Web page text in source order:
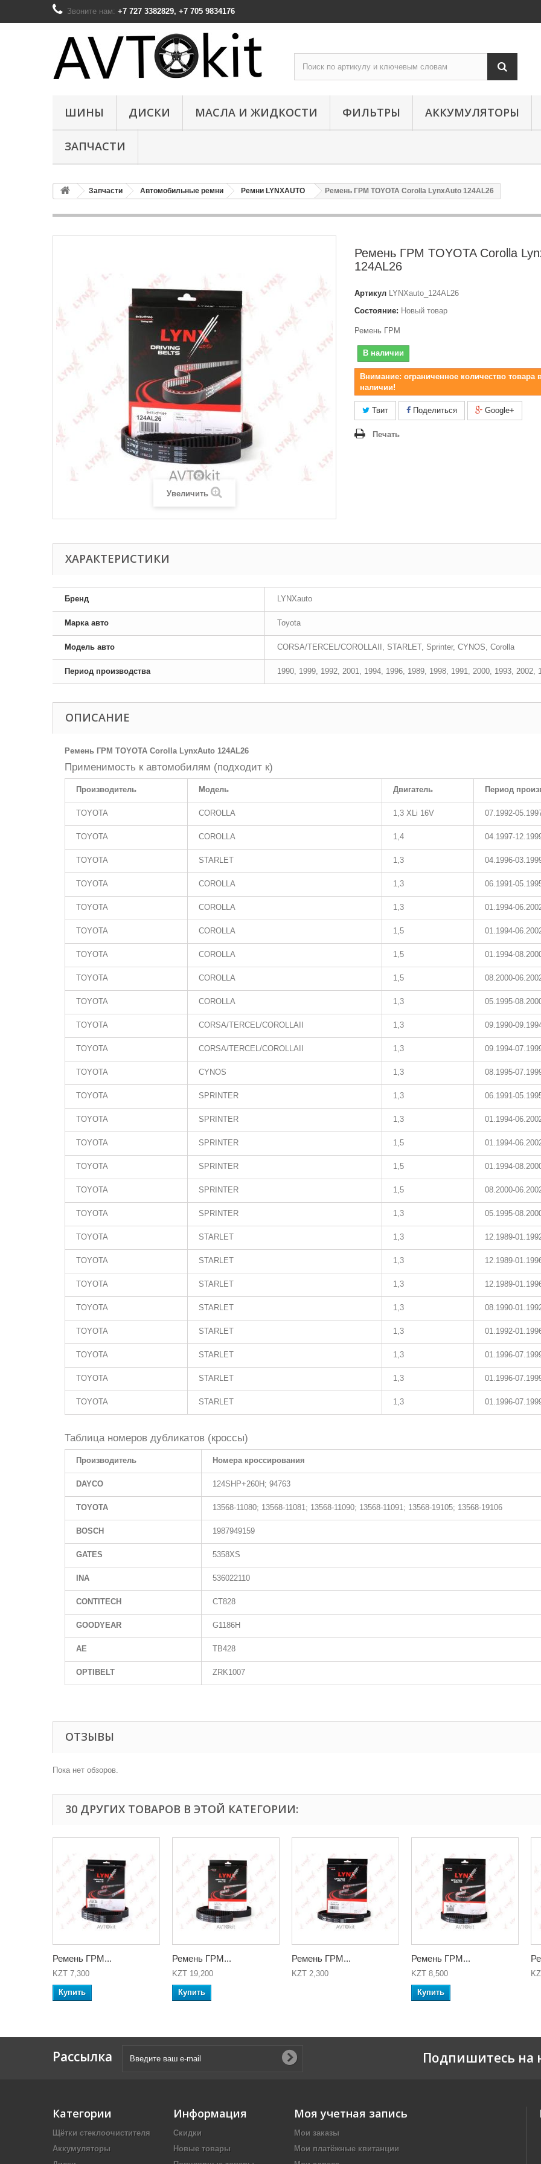
Звоните нам: +7 727 3382829, +7 705 9834176
ШИНЫ ДИСКИ МАСЛА И ЖИДКОСТИ ФИЛЬТРЫ АККУМУЛЯТОРЫ
ЗАПЧАСТИ
Запчасти Автомобильные ремни Ремни LYNXAUTO Ремень ГРМ TOYOTA Corolla LynxAuto 124AL26
Увеличить
Ремень ГРМ TOYOTA Corolla
124AL26
Артикул LYNXauto_124AL26
Состояние: Новый товар
Ремень ГРМ
В наличии
Внимание: ограниченное количество товара
наличии!
Твит Поделиться Google+
Печать
ХАРАКТЕРИСТИКИ
Бренд LYNXauto
Марка авто Toyota
Модель авто CORSA/TERCEL/COROLLAII, STARLET, Sprinter, CYNOS, Corolla
Период производства 1990, 1999, 1992, 2001, 1994, 1996, 1989, 1998, 1991, 2000, 1993, 2002,
ОПИСАНИЕ
Ремень ГРМ TOYOTA Corolla LynxAuto 124AL26
Применимость к автомобилям (подходит к)
Производитель Модель Двигатель Период
TOYOTA COROLLA 1,3 XLi 16V 07.1992-
TOYOTA COROLLA 1,4 04.1997-
TOYOTA STARLET 1,3 04.1996-
TOYOTA COROLLA 1,3 06.1991-
TOYOTA COROLLA 1,3 01.1994-
TOYOTA COROLLA 1,5 01.1994-
TOYOTA COROLLA 1,5 01.1994-
TOYOTA COROLLA 1,5 08.2000-
TOYOTA COROLLA 1,3 05.1995-
TOYOTA CORSA/TERCEL/COROLLAII 1,3 09.1990-
TOYOTA CORSA/TERCEL/COROLLAII 1,3 09.1994-
TOYOTA CYNOS 1,3 08.1995-
TOYOTA SPRINTER 1,3 06.1991-
TOYOTA SPRINTER 1,3 01.1994-
TOYOTA SPRINTER 1,5 01.1994-
TOYOTA SPRINTER 1,5 01.1994-
TOYOTA SPRINTER 1,5 08.2000-
TOYOTA SPRINTER 1,3 05.1995-
TOYOTA STARLET 1,3 12.1989-
TOYOTA STARLET 1,3 12.1989-
TOYOTA STARLET 1,3 12.1989-
TOYOTA STARLET 1,3 08.1990-
TOYOTA STARLET 1,3 01.1992-
TOYOTA STARLET 1,3 01.1996-
TOYOTA STARLET 1,3 01.1996-
TOYOTA STARLET 1,3 01.1996-
Таблица номеров дубликатов (кроссы)
Производитель Номера кроссирования
DAYCO 124SHP+260H; 94763
TOYOTA 13568-11080; 13568-11081; 13568-11090; 13568-11091; 13568-19105; 13568-19106
BOSCH 1987949159
GATES 5358XS
INA 536022110
CONTITECH CT828
GOODYEAR G1186H
AE TB428
OPTIBELT ZRK1007
ОТЗЫВЫ
Пока нет обзоров.
30 ДРУГИХ ТОВАРОВ В ЭТОЙ КАТЕГОРИИ:
Ремень ГРМ...
KZT 7,300
Купить
Ремень ГРМ...
KZT 19,200
Купить
Ремень ГРМ...
KZT 2,300
Ремень ГРМ...
KZT 8,500
Купить
Рассылка Подпишитесь на
Категории
Щётки стеклоочистителя
Аккумуляторы
Информация
Скидки
Новые товары
Моя учетная запись
Мои заказы
Мои платёжные квитанции